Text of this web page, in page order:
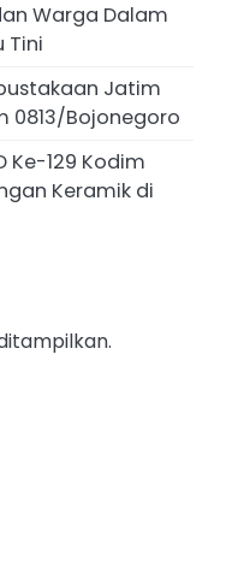
Warga Dalam
Tini
Jatim
0813/Bojonegoro
Ke-129 Kodim
Keramik di